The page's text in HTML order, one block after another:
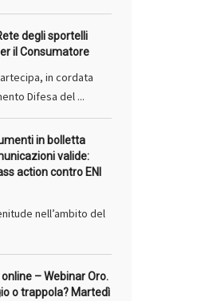
degli sportelli
il Consumatore
in cordata
Difesa del ...
in bolletta
valide:
action contro ENI
nell’ambito del
– Webinar Oro.
o trappola? Martedì